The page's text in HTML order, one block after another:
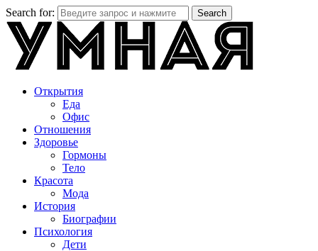
Search for: Search
Открытия
Еда
Офис
Отношения
Здоровье
Гормоны
Тело
Красота
Мода
История
Биографии
Психология
Дети